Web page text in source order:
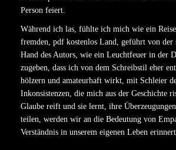
Person feiert.
Während ich las, fühlte ich mich wie ein
fremden, pdf kostenlos Land, geführt von der
Hand des Autors, wie ein Leuchtfeuer in der
zugeben, dass ich von dem Schreibstil eher
hölzern und amateurhaft wirkt, mit Schleier
Inkonsistenzen, die mich aus der Geschichte
Glaube reift und sie lernt, ihre
teilen, werden wir an die Bedeutung von
Verständnis in unserem eigenen Leben